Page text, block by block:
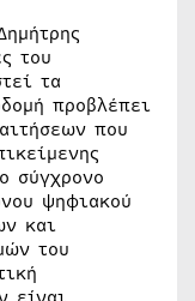
του
τα
προβλέπει
που
σύγχρονο
ψηφιακού
και
του